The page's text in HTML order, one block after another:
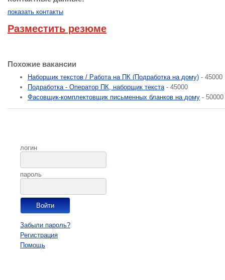
показать контакты
Разместить резюме
Похожие вакансии
Наборщик текстов / Работа на ПК (Подработка на дому) - 45000
Подработка - Оператор ПК, наборщик текста- 45000
Фасовщик-комплектовщик письменных бланков на дому - 50000
логин
пароль
Забыли пароль?
Регистрация
Помощь